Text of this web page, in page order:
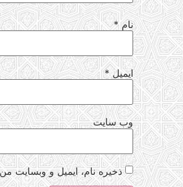
نام*
ایمیل*
وب‌ سایت
ذخیره نام، ایمیل و وبسایت